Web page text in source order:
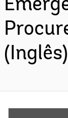
(Inglês)